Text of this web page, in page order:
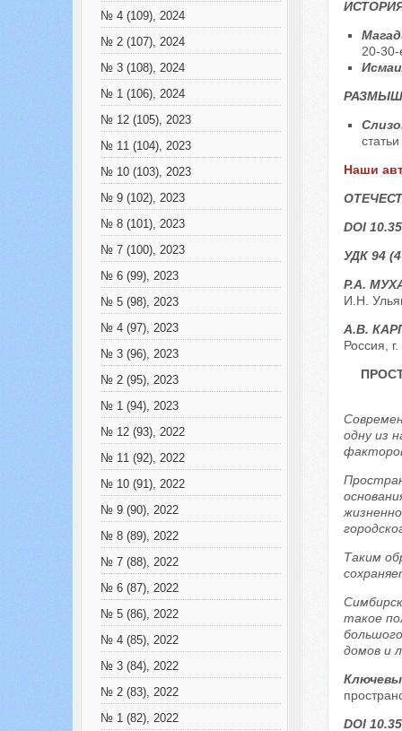
№ 4 (109), 2024
№ 2 (107), 2024
№ 3 (108), 2024
№ 1 (106), 2024
№ 12 (105), 2023
№ 11 (104), 2023
№ 10 (103), 2023
№ 9 (102), 2023
№ 8 (101), 2023
№ 7 (100), 2023
№ 6 (99), 2023
№ 5 (98), 2023
№ 4 (97), 2023
№ 3 (96), 2023
№ 2 (95), 2023
№ 1 (94), 2023
№ 12 (93), 2022
№ 11 (92), 2022
№ 10 (91), 2022
№ 9 (90), 2022
№ 8 (89), 2022
№ 7 (88), 2022
№ 6 (87), 2022
№ 5 (86), 2022
№ 4 (85), 2022
№ 3 (84), 2022
№ 2 (83), 2022
№ 1 (82), 2022
20-30-
Наши
DOI
УДК 94
Р.А.
И.Н.
А.В.
Россия,
одну из
Таким
такое
домов и
DOI